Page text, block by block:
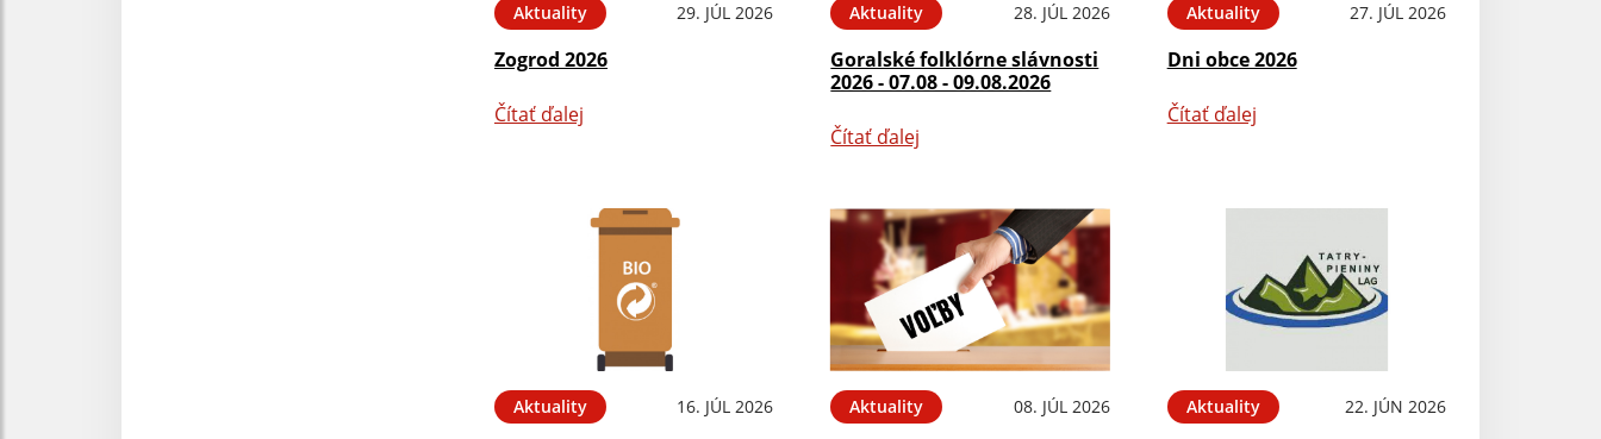
Aktuality 29. JÚL 2026
Zogrod 2026
Čítať ďalej
Aktuality 28. JÚL 2026
Goralské folklórne slávnosti
2026 - 07.08 - 09.08.2026
Čítať ďalej
Aktuality 27. JÚL 2026
Dni obce 2026
Čítať ďalej
Aktuality 16. JÚL 2026 Aktuality 08. JÚL 2026 Aktuality 22. JÚN 2026